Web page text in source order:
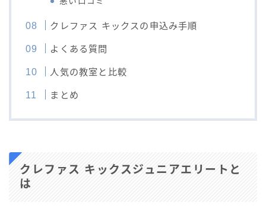
クレファス キックスの申込み手順
よくある質問
人気の教室と比較
まとめ
クレファス キックスジュニアエリートと
は